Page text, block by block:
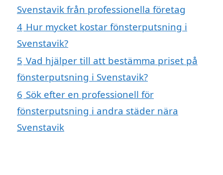
Svenstavik från professionella företag
4 Hur mycket kostar fönsterputsning i
Svenstavik?
5 Vad hjälper till att bestämma priset på
fönsterputsning i Svenstavik?
6 Sök efter en professionell för
fönsterputsning i andra städer nära
Svenstavik